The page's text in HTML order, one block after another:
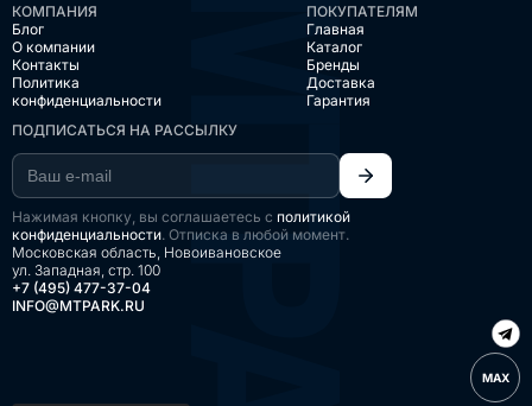
КОМПАНИЯ
Блог
О компании
Контакты
Политика
конфиденциальности
ПОКУПАТЕЛЯМ
Главная
Каталог
Бренды
Доставка
Гарантия
ПОДПИСАТЬСЯ НА РАССЫЛКУ
Нажимая кнопку, вы соглашаетесь с политикой
конфиденциальности. Отписка в любой момент.
Московская область, Новоивановское
ул. Западная, стр. 100
+7 (495) 477-37-04
INFO@MTPARK.RU
MAX